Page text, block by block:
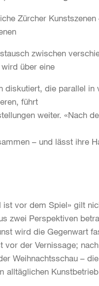
Zürcher
zwischen
über eine
diskutiert, die parallel in
führt
weiter. «Nach
– und lässt ihre
ist vor dem Spiel» gilt
zwei Perspektiven
wird die Gegenwart
der Vernissage;
Weihnachtsschau –
alltäglichen